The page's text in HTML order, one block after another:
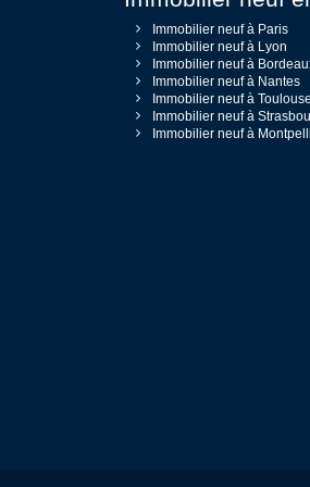
Immobilier neuf à Paris
Immobilier neuf à Lyon
Immobilier neuf à
Immobilier neuf à Nantes
Immobilier neuf à Toulouse
Immobilier neuf à
Immobilier neuf à